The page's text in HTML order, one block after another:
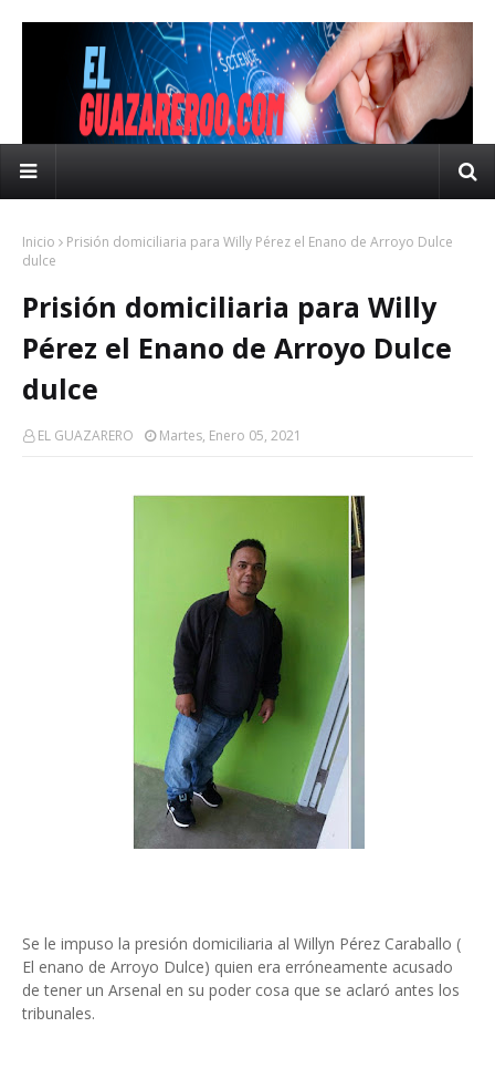
Inicio
Prisión domiciliaria para Willy Pérez el Enano de Arroyo Dulce
dulce
Prisión domiciliaria para Willy
Pérez el Enano de Arroyo Dulce
dulce
EL GUAZARERO Martes, Enero 05, 2021
Se le impuso la presión domiciliaria al Willyn Pérez Caraballo (
El enano de Arroyo Dulce) quien era erróneamente acusado
de tener un Arsenal en su poder cosa que se aclaró antes los
tribunales.